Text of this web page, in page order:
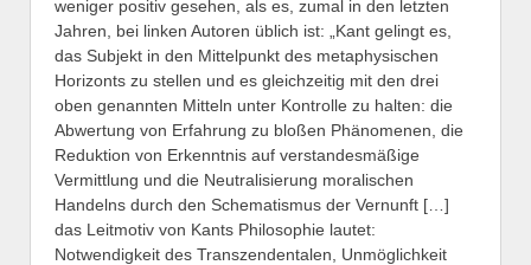
weniger positiv gesehen, als es, zumal in den letzten
Jahren, bei linken Autoren üblich ist: „Kant gelingt es,
das Subjekt in den Mittelpunkt des metaphysischen
Horizonts zu stellen und es gleichzeitig mit den drei
oben genannten Mitteln unter Kontrolle zu halten: die
Abwertung von Erfahrung zu bloßen Phänomenen, die
Reduktion von Erkenntnis auf verstandesmäßige
Vermittlung und die Neutralisierung moralischen
Handelns durch den Schematismus der Vernunft […]
das Leitmotiv von Kants Philosophie lautet:
Notwendigkeit des Transzendentalen, Unmöglichkeit